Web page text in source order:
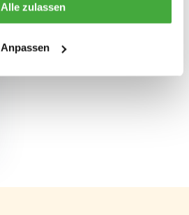
Alle zulassen
Anpassen